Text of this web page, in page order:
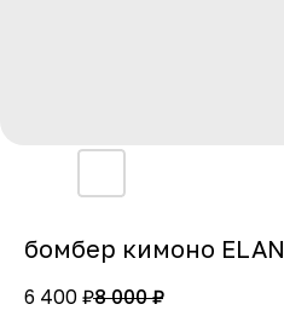
бомбер кимоно ELAN
6 400 ₽8 000 ₽